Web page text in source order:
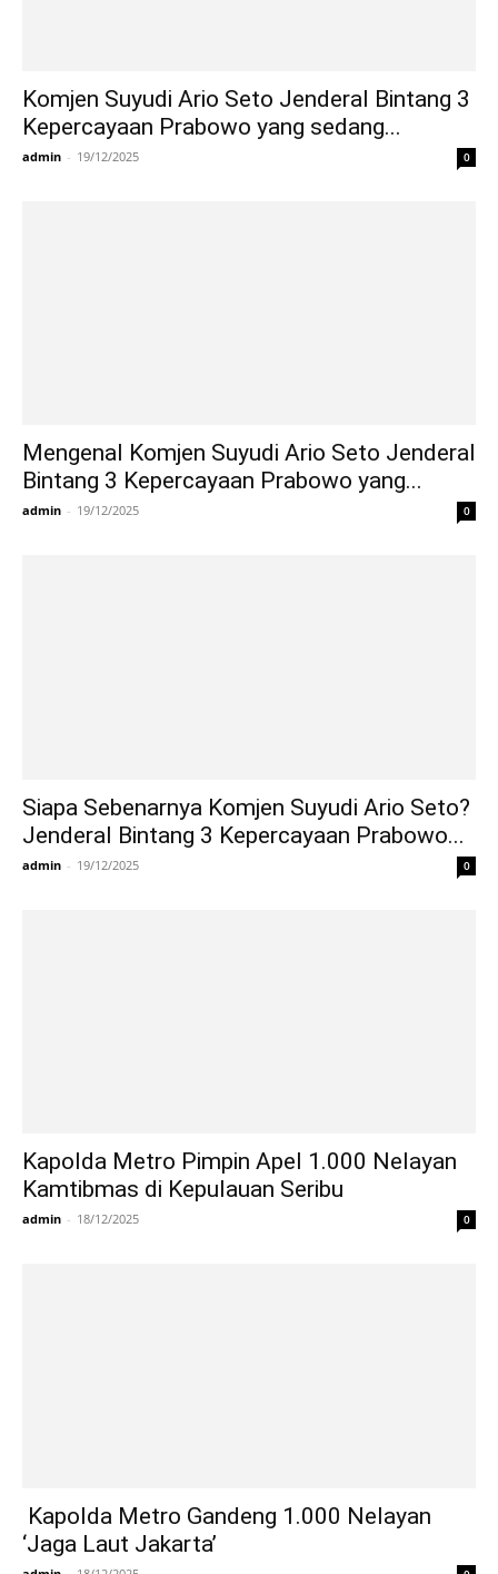
Komjen Suyudi Ario Seto Jenderal Bintang 3
Kepercayaan Prabowo yang sedang...
admin - 19/12/2025 0
Mengenal Komjen Suyudi Ario Seto Jenderal
Bintang 3 Kepercayaan Prabowo yang...
admin - 19/12/2025 0
Siapa Sebenarnya Komjen Suyudi Ario Seto?
Jenderal Bintang 3 Kepercayaan Prabowo...
admin - 19/12/2025 0
Kapolda Metro Pimpin Apel 1.000 Nelayan
Kamtibmas di Kepulauan Seribu
admin - 18/12/2025 0
Kapolda Metro Gandeng 1.000 Nelayan
‘Jaga Laut Jakarta’